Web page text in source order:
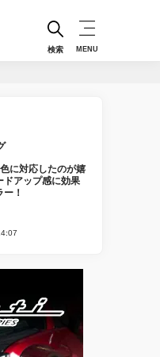
検索 MENU
に対応したのが嬉
ドアップ感に効果
！